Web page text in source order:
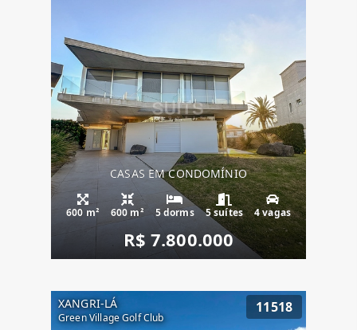
CASAS EM CONDOMÍNIO
600 m² 600 m² 5 dorms 5 suítes 4 vagas
R$ 7.800.000
XANGRI-LÁ
Green Village Golf Club
11518